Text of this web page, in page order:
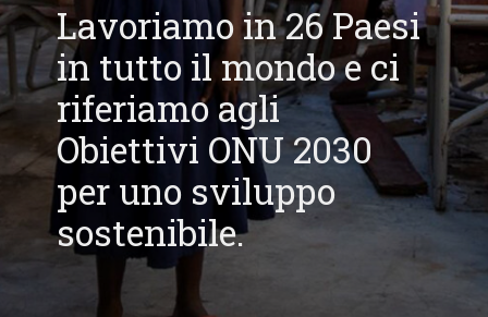
Lavoriamo in 26 Paesi
in tutto il mondo e ci
riferiamo agli
Obiettivi ONU 2030
per uno sviluppo
sostenibile.